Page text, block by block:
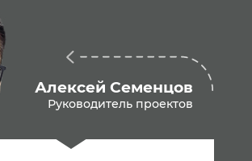
Алексей Семенцов
Руководитель проектов